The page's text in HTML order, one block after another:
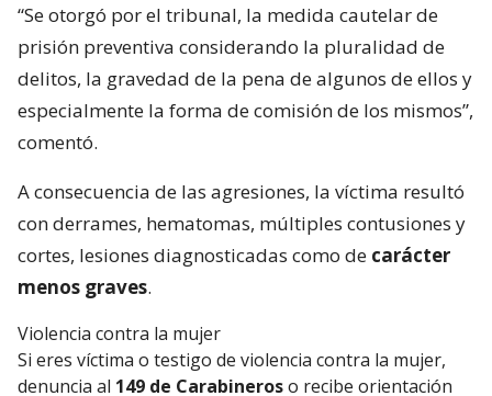
“Se otorgó por el tribunal, la medida cautelar de
prisión preventiva considerando la pluralidad de
delitos, la gravedad de la pena de algunos de ellos y
especialmente la forma de comisión de los mismos”,
comentó.
A consecuencia de las agresiones, la víctima resultó
con derrames, hematomas, múltiples contusiones y
cortes, lesiones diagnosticadas como de carácter
menos graves.
Violencia contra la mujer
Si eres víctima o testigo de violencia contra la mujer,
denuncia al 149 de Carabineroso recibe orientación